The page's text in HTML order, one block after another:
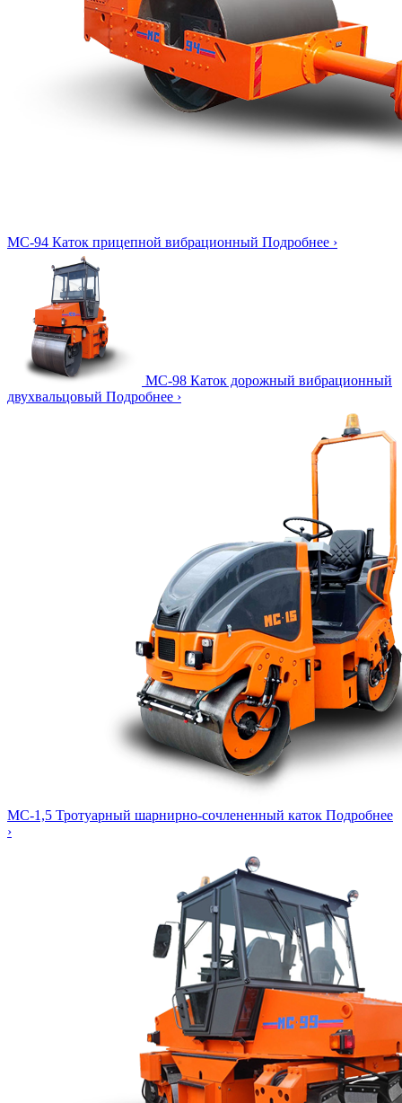
МС-94 Каток прицепной вибрационный Подробнее ›
МС-98 Каток дорожный вибрационный
двухвальцовый Подробнее ›
МС-1,5 Тротуарный шарнирно-сочлененный каток Подробнее
›